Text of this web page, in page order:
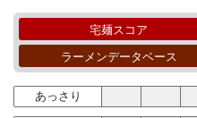
宅麺スコア
ラーメンデータベース
あっさり